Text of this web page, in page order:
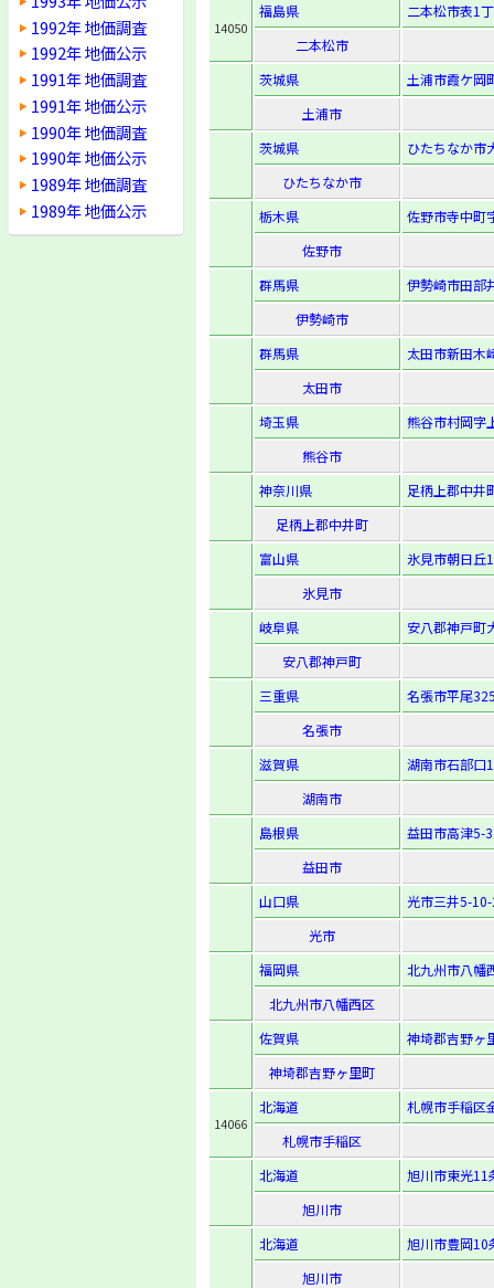
1992年 地価調査
1992年 地価公示
1991年 地価調査
1991年 地価公示
1990年 地価調査
1990年 地価公示
1989年 地価調査
1989年 地価公示
14050
福島県
二本松市表1
二本松市
茨城県
土浦市霞ケ岡
土浦市
茨城県
ひたちなか市
ひたちなか市
栃木県
佐野市寺中町
佐野市
群馬県
伊勢崎市田部
伊勢崎市
群馬県
太田市新田木
太田市
埼玉県
熊谷市村岡字
熊谷市
神奈川県
足柄上郡中井
足柄上郡中井町
富山県
氷見市朝日丘
氷見市
岐阜県
安八郡神戸町
安八郡神戸町
三重県
名張市平尾
名張市
滋賀県
湖南市石部口
湖南市
島根県
益田市高津5-
益田市
山口県
光市三井5-
光市
福岡県
北九州市八幡
北九州市八幡西区
佐賀県
神埼郡吉野ヶ
神埼郡吉野ヶ里町
14066
北海道
札幌市手稲区
札幌市手稲区
北海道
旭川市東光11
旭川市
北海道
旭川市豊岡10
旭川市